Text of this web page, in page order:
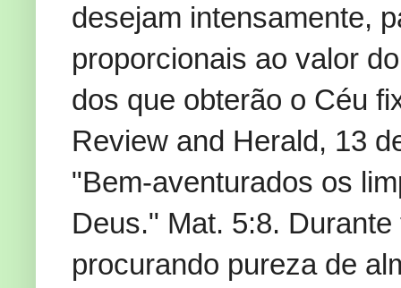
desejam intensamente,
proporcionais ao valor
dos que obterão o Céu
Review and Herald, 13
"Bem-aventurados os
Deus." Mat. 5:8.
procurando pureza de